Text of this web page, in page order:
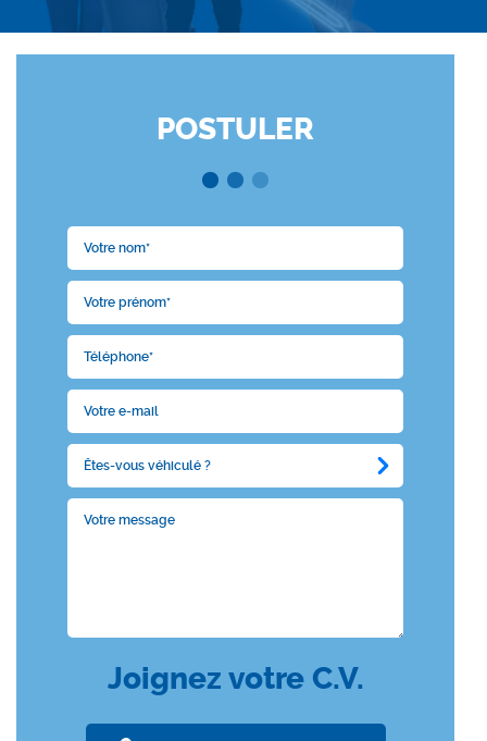
POSTULER
Joignez votre C.V.